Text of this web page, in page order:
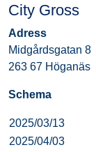
City Gross
Adress
Midgårdsgatan 8
263 67 Höganäs
Schema
2025/03/13
2025/04/03